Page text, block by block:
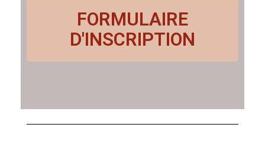
FORMULAIRE
D'INSCRIPTION